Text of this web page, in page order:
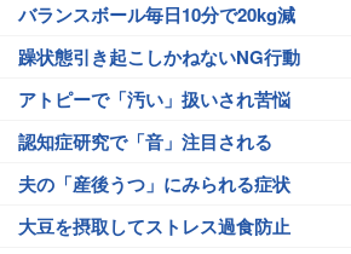
バランスボール毎日10分で20kg減
躁状態引き起こしかねないNG行動
アトピーで「汚い」扱いされ苦悩
認知症研究で「音」注目される
夫の「産後うつ」にみられる症状
大豆を摂取してストレス過食防止